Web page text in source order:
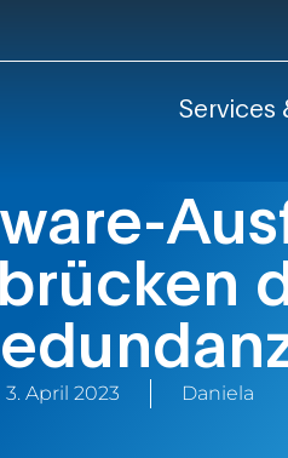
Services
3. April 2023 Daniela